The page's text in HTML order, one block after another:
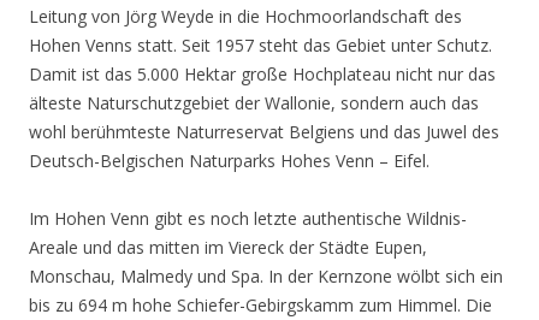
Leitung von Jörg Weyde in die Hochmoorlandschaft des
Hohen Venns statt. Seit 1957 steht das Gebiet unter Schutz.
Damit ist das 5.000 Hektar große Hochplateau nicht nur das
älteste Naturschutzgebiet der Wallonie, sondern auch das
wohl berühmteste Naturreservat Belgiens und das Juwel des
Deutsch-Belgischen Naturparks Hohes Venn – Eifel.
Im Hohen Venn gibt es noch letzte authentische Wildnis-
Areale und das mitten im Viereck der Städte Eupen,
Monschau, Malmedy und Spa. In der Kernzone wölbt sich ein
bis zu 694 m hohe Schiefer-Gebirgskamm zum Himmel. Die